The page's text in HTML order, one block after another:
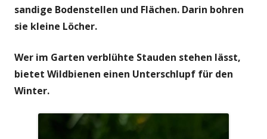
sandige Bodenstellen und Flächen. Darin bohren
sie kleine Löcher.
Wer im Garten verblühte Stauden stehen lässt,
bietet Wildbienen einen Unterschlupf für den
Winter.